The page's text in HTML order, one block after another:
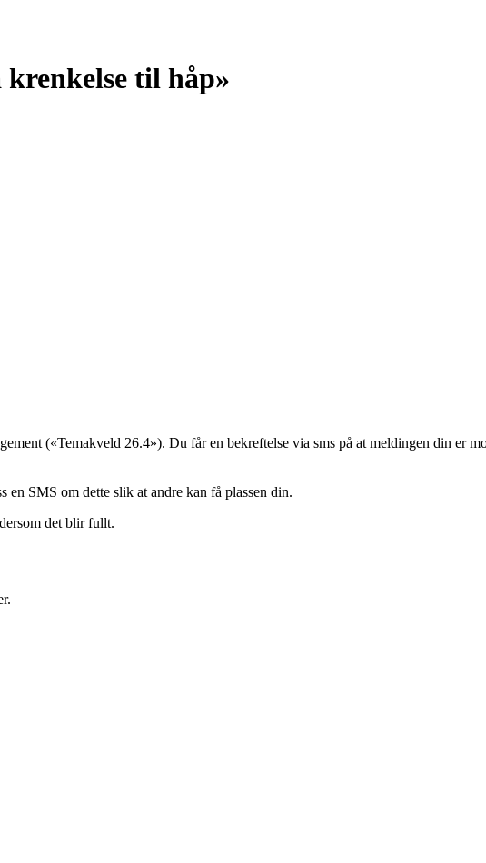
krenkelse til håp»
(«Temakveld 26.4»). Du får en bekreftelse via sms på at meldingen din er
en SMS om dette slik at andre kan få plassen din.
det blir fullt.